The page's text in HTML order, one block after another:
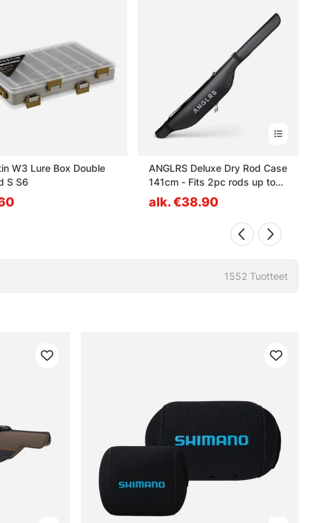
W3 Lure Box Double
S S6
ANGLRS Deluxe Dry Rod Case
141cm - Fits 2pc rods up to
9ft
alk. €38.90
1552 Tuotteet